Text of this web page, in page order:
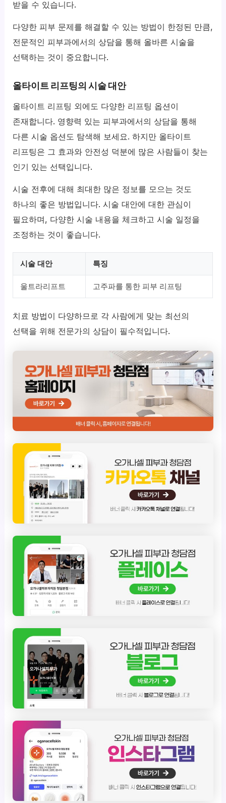
받을 수 있습니다.
다양한 피부 문제를 해결할 수 있는 방법이 한정된 만큼,
전문적인 피부과에서의 상담을 통해 올바른 시술을
선택하는 것이 중요합니다.
올타이트 리프팅의 시술 대안
올타이트 리프팅 외에도 다양한 리프팅 옵션이
존재합니다. 영향력 있는 피부과에서의 상담을 통해
다른 시술 옵션도 탐색해 보세요. 하지만 올타이트
리프팅은 그 효과와 안전성 덕분에 많은 사람들이 찾는
인기 있는 선택입니다.
시술 전후에 대해 최대한 많은 정보를 모으는 것도
하나의 좋은 방법입니다. 시술 대안에 대한 관심이
필요하며, 다양한 시술 내용을 체크하고 시술 일정을
조정하는 것이 좋습니다.
시술 대안 특징
울트라리프트 고주파를 통한 피부 리프팅
치료 방법이 다양하므로 각 사람에게 맞는 최선의
선택을 위해 전문가의 상담이 필수적입니다.